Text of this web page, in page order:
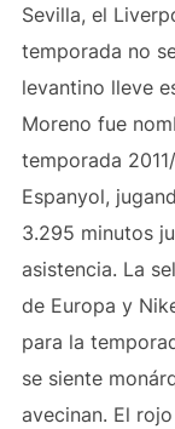
Sevilla, el
temporada no
levantino lleve
Moreno fue
temporada
Espanyol,
3.295 minutos
asistencia. La
de Europa y
para la
se siente
avecinan. El